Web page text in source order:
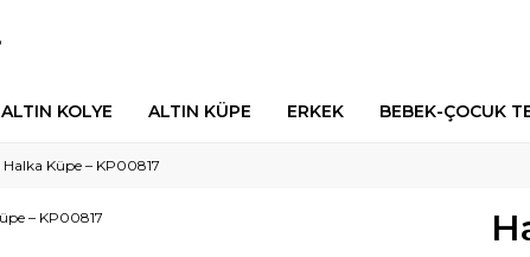
ALTIN KOLYE ALTIN KÜPE ERKEK BEBEK-ÇOCUK
Halka Küpe – KP00817